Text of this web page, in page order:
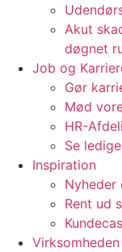
Akut
døgnet
Job og
Gør
Mød
HR-
Se
Inspiration
Nyheder
Rent ud
Virksomheden